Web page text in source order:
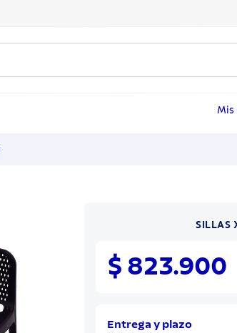
Mis
SILLAS
$ 823.900
Entrega y plazo